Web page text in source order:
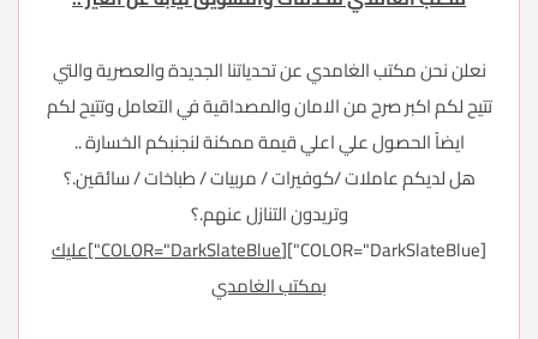
نعلن نحن مكتب الغامدي عن تحدياتنا الجديدة والعصرية والتي
تتيح لكم اكبر صرح من الامان والمصداقية في التعامل وتتيح لكم
ايضاً الحصول علي اعلي قيمة ممكنة لنجنبكم الخسارة ..
هل لديكم عاملات /كوفيرات / مربيات / طباخات / سائقين.؟
وتريدون التنازل عنهم.؟
[COLOR="DarkSlateBlue"]
[COLOR="DarkSlateBlue"]عليك
بمكتب الغامدي